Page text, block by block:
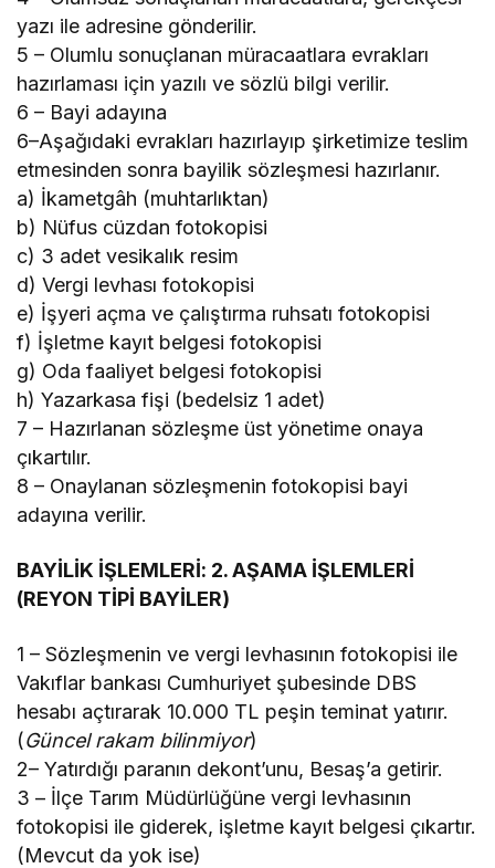
yazı ile adresine gönderilir.
5 – Olumlu sonuçlanan müracaatlara evrakları
hazırlaması için yazılı ve sözlü bilgi verilir.
6 – Bayi adayına
6–Aşağıdaki evrakları hazırlayıp şirketimize teslim
etmesinden sonra bayilik sözleşmesi hazırlanır.
a) İkametgâh (muhtarlıktan)
b) Nüfus cüzdan fotokopisi
c) 3 adet vesikalık resim
d) Vergi levhası fotokopisi
e) İşyeri açma ve çalıştırma ruhsatı fotokopisi
f) İşletme kayıt belgesi fotokopisi
g) Oda faaliyet belgesi fotokopisi
h) Yazarkasa fişi (bedelsiz 1 adet)
7 – Hazırlanan sözleşme üst yönetime onaya
çıkartılır.
8 – Onaylanan sözleşmenin fotokopisi bayi
adayına verilir.
BAYİLİK İŞLEMLERİ: 2. AŞAMA İŞLEMLERİ
(REYON TİPİ BAYİLER)
1 – Sözleşmenin ve vergi levhasının fotokopisi ile
Vakıflar bankası Cumhuriyet şubesinde DBS
hesabı açtırarak 10.000 TL peşin teminat yatırır.
(Güncel rakam bilinmiyor)
2– Yatırdığı paranın dekont’unu, Besaş’a getirir.
3 – İlçe Tarım Müdürlüğüne vergi levhasının
fotokopisi ile giderek, işletme kayıt belgesi çıkartır.
(Mevcut da yok ise)